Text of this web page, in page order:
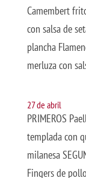
Camembert
con salsa de
plancha
merluza con
27 de abril
PRIMEROS
templada con
milanesa
Fingers de